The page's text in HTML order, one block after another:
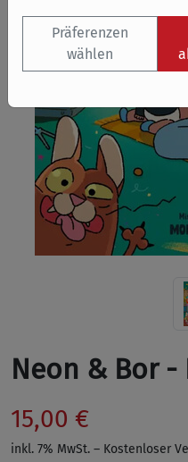
Neon & Bor
15,00 €
inkl. 7% MwSt. – Kostenloser
Präferenzen
wählen